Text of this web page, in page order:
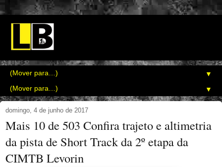
▼
▼
domingo, 4 de junho de 2017
Mais 10 de 503 Confira trajeto e altimetria
da pista de Short Track da 2º etapa da
CIMTB Levorin